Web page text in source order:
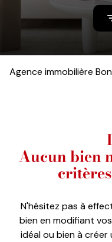
avis
notre
Agence immobilière
Aucun bien
N'hésitez pas à
bien en modifiant
idéal ou bien à